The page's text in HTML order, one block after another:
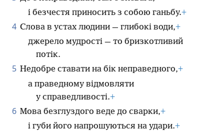
і безчестя приносить з собою ганьбу.+
4 Слова в устах людини — глибокі води,+
джерело мудрості — то бризкотливий
потік.
5 Недобре ставати на бік неправедного,+
а праведному відмовляти
у справедливості.+
6 Мова безглуздого веде до сварки,+
і губи його напрошуються на удари.+